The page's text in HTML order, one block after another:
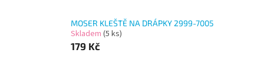
MOSER KLEŠTĚ NA DRÁPKY 2999-7005
Skladem (5 ks)
179 Kč